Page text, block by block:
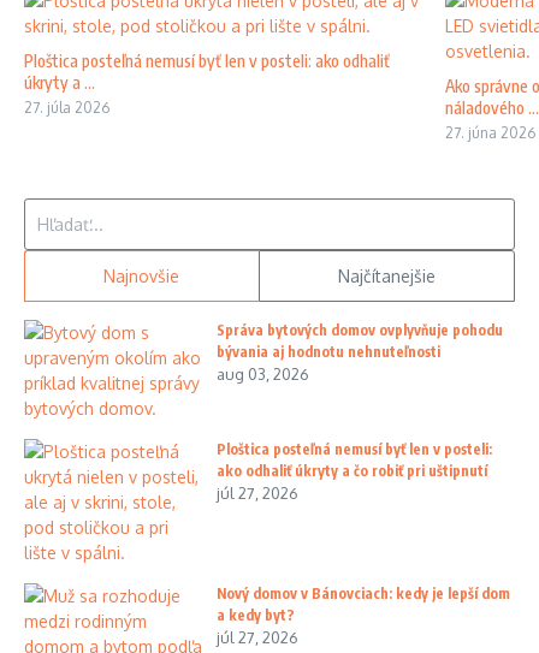
Ploštica posteľná nemusí byť len v posteli: ako odhaliť
úkryty a ...
27. júla 2026
Ako správne
náladového ...
27. júna 2026
Najnovšie Najčítanejšie
Správa bytových domov ovplyvňuje pohodu
bývania aj hodnotu nehnuteľnosti
aug 03, 2026
Ploštica posteľná nemusí byť len v posteli:
ako odhaliť úkryty a čo robiť pri uštipnutí
júl 27, 2026
Nový domov v Bánovciach: kedy je lepší dom
a kedy byt?
júl 27, 2026